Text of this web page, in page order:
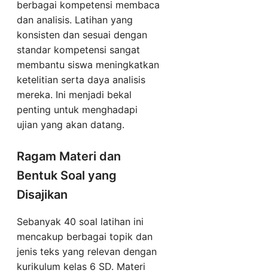
berbagai kompetensi membaca
dan analisis. Latihan yang
konsisten dan sesuai dengan
standar kompetensi sangat
membantu siswa meningkatkan
ketelitian serta daya analisis
mereka. Ini menjadi bekal
penting untuk menghadapi
ujian yang akan datang.
Ragam Materi dan
Bentuk Soal yang
Disajikan
Sebanyak 40 soal latihan ini
mencakup berbagai topik dan
jenis teks yang relevan dengan
kurikulum kelas 6 SD. Materi